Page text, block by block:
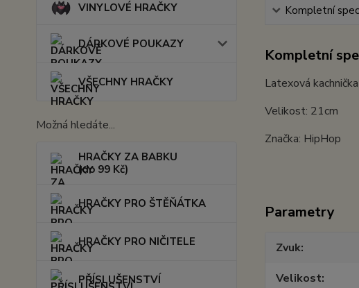
VINYLOVÉ HRAČKY
DÁRKOVÉ POUKAZY
VŠECHNY HRAČKY
Možná hledáte...
HRAČKY ZA BABKU
(do 99 Kč)
HRAČKY PRO ŠTĚŇÁTKA
HRAČKY PRO NIČITELE
PŘÍSLUŠENSTVÍ
Kompletní
Kompletní
Latexová
Velikost: 21cm
Značka: HipHop
Parametry
Zvuk
Velikost